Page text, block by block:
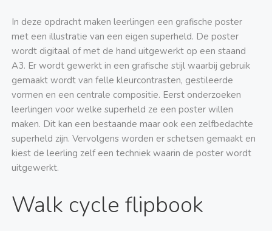
In deze opdracht maken leerlingen een grafische poster
met een illustratie van een eigen superheld. De poster
wordt digitaal of met de hand uitgewerkt op een staand
A3. Er wordt gewerkt in een grafische stijl waarbij gebruik
gemaakt wordt van felle kleurcontrasten, gestileerde
vormen en een centrale compositie. Eerst onderzoeken
leerlingen voor welke superheld ze een poster willen
maken. Dit kan een bestaande maar ook een zelfbedachte
superheld zijn. Vervolgens worden er schetsen gemaakt en
kiest de leerling zelf een techniek waarin de poster wordt
uitgewerkt.
Walk cycle flipbook